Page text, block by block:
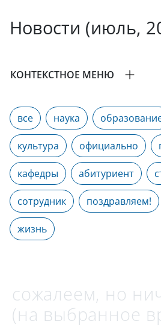
Новости (июль,
КОНТЕКСТНОЕ МЕНЮ
все наука
культура официально
кафедры абитуриент
сотрудник поздравляем!
жизнь
сожалеем, но
(на выбранное